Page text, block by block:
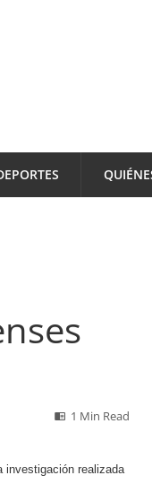
1 Min Read
investigación realizada